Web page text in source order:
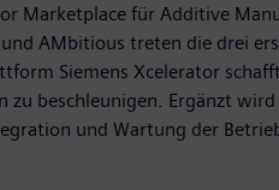
Marketplace für Additive
AMbitious treten die drei
Siemens Xcelerator
beschleunigen. Ergänzt
und Wartung der